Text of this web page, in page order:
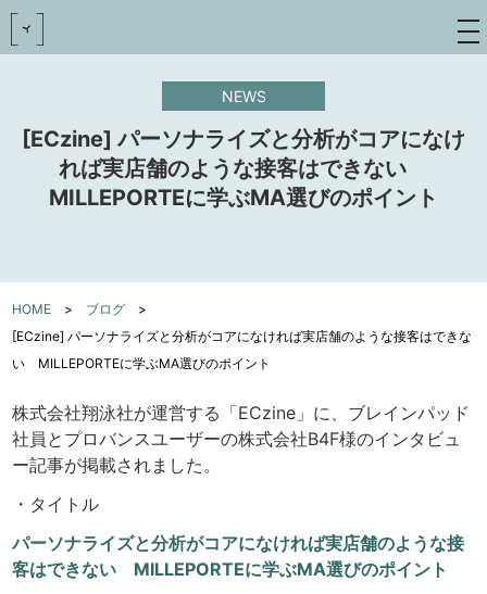
toggle
NEWS
[ECzine] パーソナライズと分析がコアになけ
れば実店舗のような接客はできない
MILLEPORTEに学ぶMA選びのポイント
HOME > ブログ >
[ECzine] パーソナライズと分析がコアになければ実店舗のような接客はできな
い MILLEPORTEに学ぶMA選びのポイント
株式会社翔泳社が運営する「ECzine」に、ブレインパッド
社員とプロバンスユーザーの株式会社B4F様のインタビュ
ー記事が掲載されました。
・タイトル
パーソナライズと分析がコアになければ実店舗のような接
客はできない MILLEPORTEに学ぶMA選びのポイント